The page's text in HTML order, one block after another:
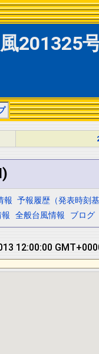
201325
報 予報履歴（発表時刻
全般台風情報 ブログ
00:00:00